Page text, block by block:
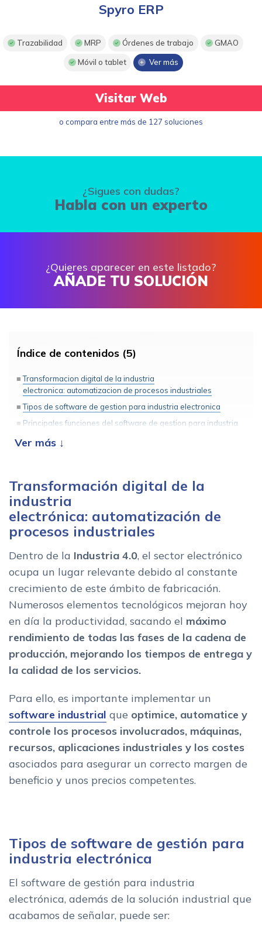
Spyro ERP
Trazabilidad MRP Órdenes de trabajo GMAO
Móvil o tablet Ver más
Visitar Web
o compara entre más de 127 soluciones
¿Sigues con dudas?
Habla con un experto
¿Quieres aparecer en este listado?
AÑADE TU SOLUCIÓN
Índice de contenidos (5)
Transformacion digital de la industria
electronica: automatizacion de procesos industriales
Tipos de software de gestion para industria electronica
Principales funciones del software de gestion para industria
fabricacion electronica
Transformación digital de la
industria
electrónica: automatización de
procesos industriales
Dentro de la Industria 4.0, el sector electrónico
ocupa un lugar relevante debido al constante
crecimiento de este ámbito de fabricación.
Numerosos elementos tecnológicos mejoran hoy
en día la productividad, sacando el máximo
rendimiento de todas las fases de la cadena de
producción, mejorando los tiempos de entrega y
la calidad de los servicios.
Para ello, es importante implementar un
software industrial que optimice, automatice y
controle los procesos involucrados, máquinas,
recursos, aplicaciones industriales y los costes
asociados para asegurar un correcto margen de
beneficio y unos precios competentes.
Tipos de software de gestión para
industria electrónica
El software de gestión para industria
electrónica, además de la solución industrial que
acabamos de señalar, puede ser: